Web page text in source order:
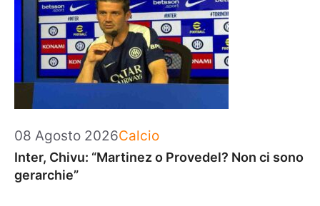
08 Agosto 2026Categorie
Calcio
Inter, Chivu: “Martinez o Provedel? Non ci sono
gerarchie”